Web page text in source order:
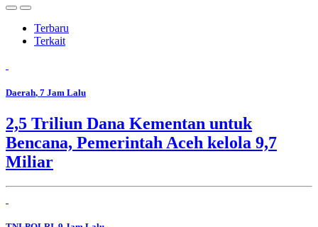
Terbaru
Terkait
Daerah, 7 Jam Lalu
2,5 Triliun Dana Kementan untuk
Bencana, Pemerintah Aceh kelola 9,7
Miliar